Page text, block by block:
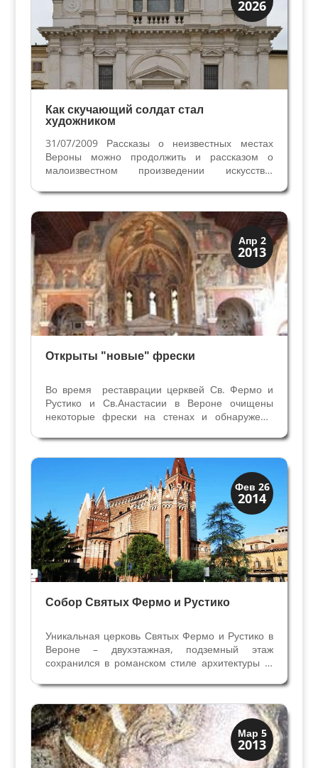
2026
История
Как скучающий солдат стал
художником
31/07/2009 Рассказы о неизвестных местах
Вероны можно продолжить и рассказом о
малоизвестном произведении искусства,
Джорджио ин Брайда. Речь идёт об
изображении Христа, несущего крест,
написанного необычной растительной...
Апр 2
2013
История
Открытия
Открыты "новые" фрески
Во время реставрации церквей Св. Фермо и
Рустико и Св.Анастасии в Вероне очищены
некоторые фрески на стенах и обнаружены
четырнадцатого века в Вероне. Их изучала
искусствовед Катерина Джемма Бренцони.
Результаты исследований...
Фев 26
2014
Верона
Экскурсии
Собор Святых Фермо и Рустико
Уникальная церковь Святых Фермо и Рустико в
Вероне – двухэтажная, подземный этаж
сохранился в романском стиле архитектуры XI
францисканцами в XIII веке в готическом. Как и
во многих католических соборах, в Сан Фермо
мы...
Мар 5
2013
Верона
Средневековая